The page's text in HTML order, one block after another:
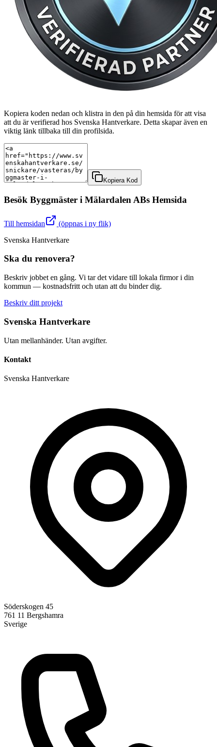
Kopiera koden nedan och klistra in den på din hemsida för att visa
att du är verifierad hos Svenska Hantverkare. Detta skapar även en
viktig länk tillbaka till din profilsida.
Kopiera Kod
Besök Byggmäster i Mälardalen ABs Hemsida
Till hemsidan
(öppnas i ny flik)
Svenska Hantverkare
Ska du renovera?
Beskriv jobbet en gång. Vi tar det vidare till lokala firmor i din
kommun — kostnadsfritt och utan att du binder dig.
Beskriv ditt projekt
Svenska Hantverkare
Utan mellanhänder. Utan avgifter.
Kontakt
Svenska Hantverkare
Söderskogen 45
761 11 Bergshamra
Sverige